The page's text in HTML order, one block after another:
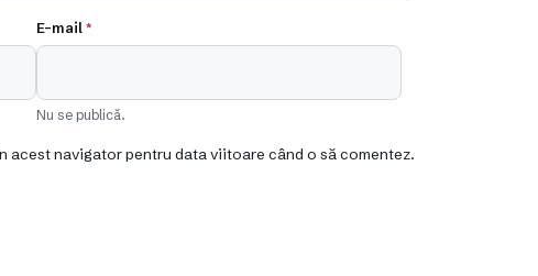
E-mail*
Nu se publică.
acest navigator pentru data viitoare când o să comentez.